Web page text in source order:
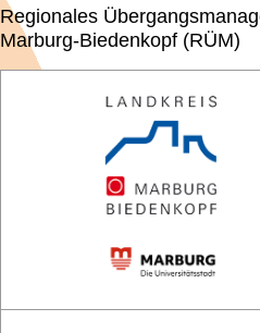
Regionales
Marburg-Biedenkopf (RÜM)